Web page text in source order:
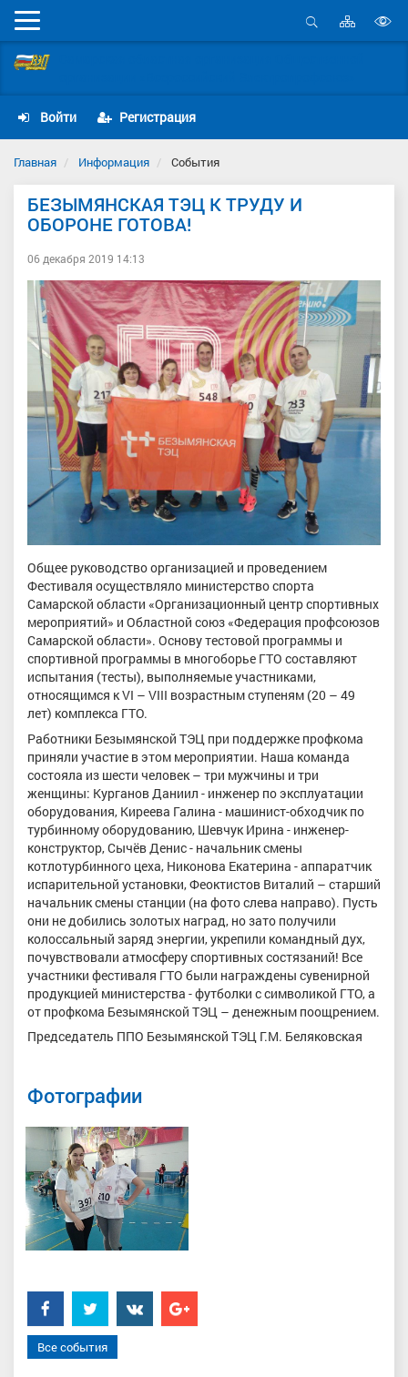
Мобильное
меню
Открыть
Карта
сайта
Войти Регистрация
Главная Информация События
БЕЗЫМЯНСКАЯ ТЭЦ К ТРУДУ И
ОБОРОНЕ ГОТОВА!
06 декабря 2019 14:13
Общее руководство организацией и проведением
Фестиваля осуществляло министерство спорта
Самарской области «Организационный центр спортивных
мероприятий» и Областной союз «Федерация профсоюзов
Самарской области». Основу тестовой программы и
спортивной программы в многоборье ГТО составляют
испытания (тесты), выполняемые участниками,
относящимся к VI – VIII возрастным ступеням (20 – 49
лет) комплекса ГТО.
Работники Безымянской ТЭЦ при поддержке профкома
приняли участие в этом мероприятии. Наша команда
состояла из шести человек – три мужчины и три
женщины: Курганов Даниил - инженер по эксплуатации
оборудования, Киреева Галина - машинист-обходчик по
турбинному оборудованию, Шевчук Ирина - инженер-
конструктор, Сычёв Денис - начальник смены
котлотурбинного цеха, Никонова Екатерина - аппаратчик
испарительной установки, Феоктистов Виталий – старший
начальник смены станции (на фото слева направо). Пусть
они не добились золотых наград, но зато получили
колоссальный заряд энергии, укрепили командный дух,
почувствовали атмосферу спортивных состязаний! Все
участники фестиваля ГТО были награждены сувенирной
продукцией министерства - футболки с символикой ГТО, а
от профкома Безымянской ТЭЦ – денежным поощрением.
Председатель ППО Безымянской ТЭЦ Г.М. Беляковская
Фотографии
FacebookTwitter���������
Google+
Все события